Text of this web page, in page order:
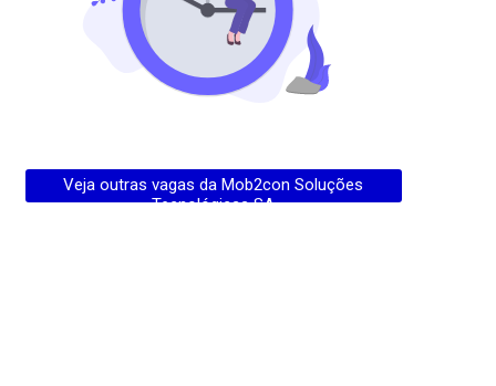
Veja outras vagas da Mob2con Soluções
Tecnológicas SA